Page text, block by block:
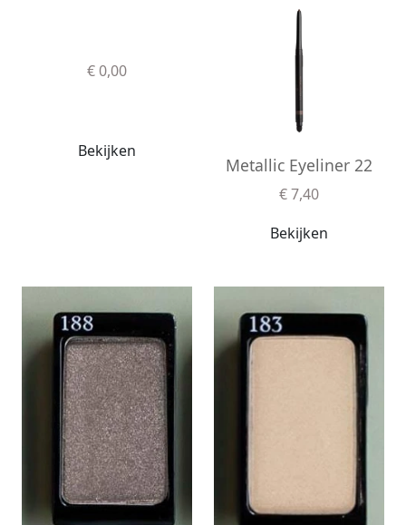
€ 0,00
Bekijken
Metallic Eyeliner 22
€ 7,40
Bekijken